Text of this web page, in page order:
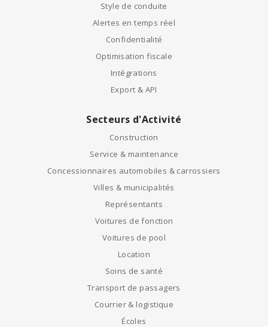
Style de conduite
Alertes en temps réel
Confidentialité
Optimisation fiscale
Intégrations
Export & API
Secteurs d'Activité
Construction
Service & maintenance
Concessionnaires automobiles & carrossiers
Villes & municipalités
Représentants
Voitures de fonction
Voitures de pool
Location
Soins de santé
Transport de passagers
Courrier & logistique
Écoles